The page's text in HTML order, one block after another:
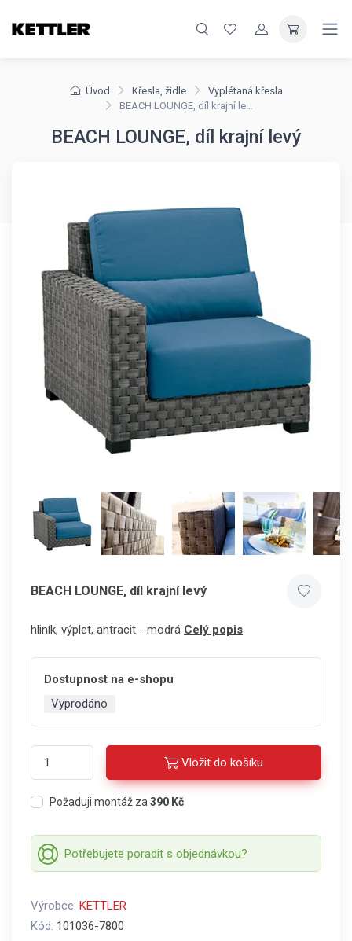
Úvod Křesla, židle
Vyplétaná křesla
BEACH LOUNGE, díl krajní levý
BEACH LOUNGE, díl krajní levý
BEACH LOUNGE, díl krajní levý
hliník, výplet, antracit - modrá Celý popis
Dostupnost na e-shopu
Vyprodáno
Vložit do košíku
Požaduji montáž za 390 Kč
Potřebujete poradit s objednávkou?
Výrobce: KETTLER
Kód: 101036-7800